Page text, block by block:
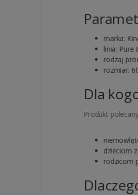
marka:
linia: Pure
rodzaj
rozmiar:
Dla
Produkt
dzieciom
rodzicom